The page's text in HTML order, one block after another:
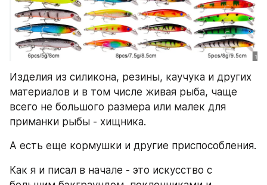
Изделия из силикона, резины, каучука и других
материалов и в том числе живая рыба, чаще
всего не большого размера или малек для
приманки рыбы - хищника.
Как я и писал в начале - это искусство с